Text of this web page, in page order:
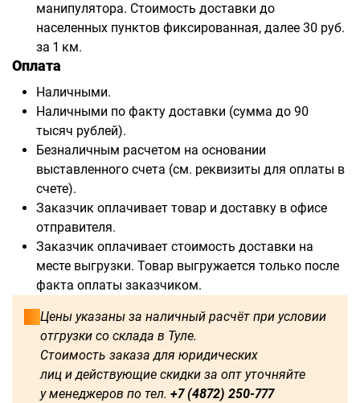
манипулятора. Стоимость доставки до
населенных пунктов фиксированная, далее 30 руб.
за 1 км.
Оплата
Наличными.
Наличными по факту доставки (сумма до 90
тысяч рублей).
Безналичным расчетом на основании
выставленного счета (см. реквизиты для оплаты в
счете).
Заказчик оплачивает товар и доставку в офисе
отправителя.
Заказчик оплачивает стоимость доставки на
месте выгрузки. Товар выгружается только после
факта оплаты заказчиком.
Цены указаны за наличный расчёт при условии
отгрузки со склада в Туле.
Стоимость заказа для юридических
лиц и действующие скидки за опт уточняйте
у менеджеров по тел. +7 (4872) 250-777
Доступны для заказа:
1500 1600
2500 2750 3000 3250
3500 3750 4000
4500 4750 5000 5250